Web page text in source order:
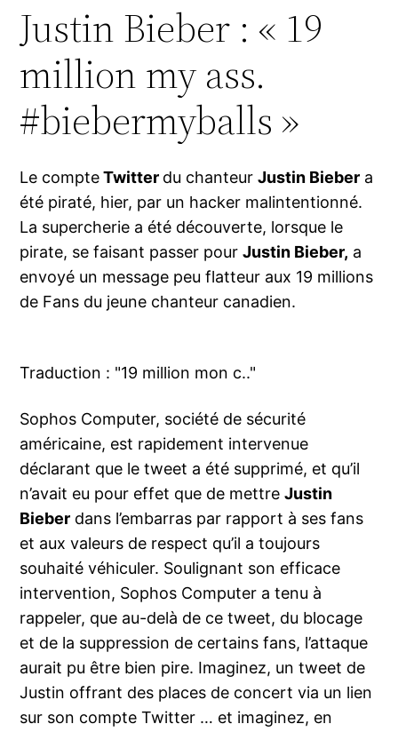
Justin Bieber : « 19
million my ass.
#biebermyballs »
Le compteTwitter du chanteurJustin Bieber a
été piraté, hier, par un hacker malintentionné.
La supercherie a été découverte, lorsque le
pirate, se faisant passer pourJustin Bieber, a
envoyé un message peu flatteur aux 19 millions
de Fans du jeune chanteur canadien.
Traduction : "19 million mon c.."
Sophos Computer, société de sécurité
américaine, est rapidement intervenue
déclarant que le tweet a été supprimé, et qu’il
n’avait eu pour effet que de mettreJustin
Bieber dans l’embarras par rapport à ses fans
et aux valeurs de respect qu’il a toujours
souhaité véhiculer. Soulignant son efficace
intervention, Sophos Computer a tenu à
rappeler, que au-delà de ce tweet, du blocage
et de la suppression de certains fans, l’attaque
aurait pu être bien pire. Imaginez, un tweet de
Justin offrant des places de concert via un lien
sur son compte Twitter … et imaginez, en